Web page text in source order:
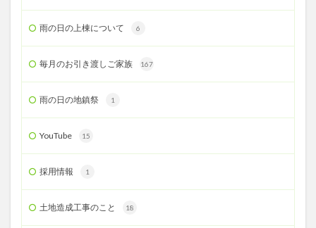
雨の日の上棟について 6
毎月のお引き渡しご家族 167
雨の日の地鎮祭 1
YouTube 15
採用情報 1
土地造成工事のこと 18